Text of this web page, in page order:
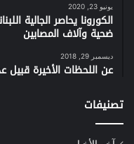
يونيو 23, 2020
الكورونا يحاصر الجالية
ضحية وآلاف المصابين
ديسمبر 29, 2018
عن اللحظات الأخيرة قبيل
تصنيفات